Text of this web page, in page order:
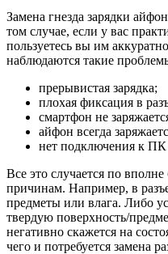
Замена гнезда зарядки
том случае, если у вас
пользуетесь вы им
наблюдаются такие
прерывистая зарядка;
плохая фиксация в
смартфон не
айфон всегда
нет подключения к
Все это случается по
причинам. Например, в
предметы или влага. Либо
твердую поверхность/
негативно скажется на
чего и потребуется замена